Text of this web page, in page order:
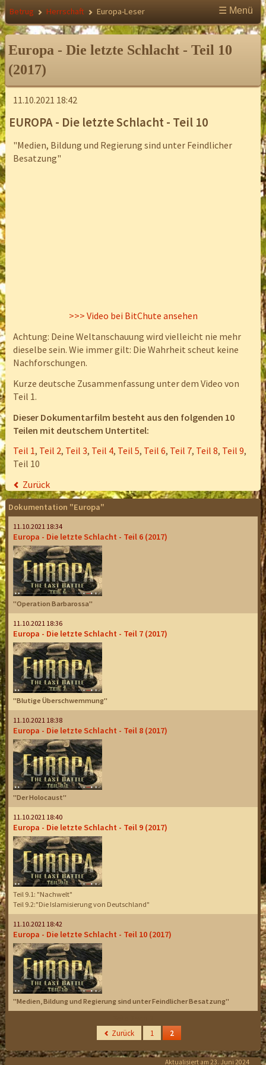
Betrug Herrschaft Europa-Leser ☰ Menü
Europa - Die letzte Schlacht - Teil 10
(2017)
11.10.2021 18:42
EUROPA - Die letzte Schlacht - Teil 10
"Medien, Bildung und Regierung sind unter Feindlicher
Besatzung"
>>> Video bei BitChute ansehen
Achtung: Deine Weltanschauung wird vielleicht nie mehr
dieselbe sein. Wie immer gilt: Die Wahrheit scheut keine
Nachforschungen.
Kurze deutsche Zusammenfassung unter dem Video von
Teil 1.
Dieser Dokumentarfilm besteht aus den folgenden 10
Teilen mit deutschem Untertitel:
Teil 1, Teil 2, Teil 3, Teil 4, Teil 5, Teil 6, Teil 7, Teil 8, Teil 9,
Teil 10
Zurück
Dokumentation "Europa"
11.10.2021 18:34
Europa - Die letzte Schlacht - Teil 6 (2017)
"Operation Barbarossa"
11.10.2021 18:36
Europa - Die letzte Schlacht - Teil 7 (2017)
"Blutige Überschwemmung"
11.10.2021 18:38
Europa - Die letzte Schlacht - Teil 8 (2017)
"Der Holocaust"
11.10.2021 18:40
Europa - Die letzte Schlacht - Teil 9 (2017)
Teil 9.1: "Nachwelt"
Teil 9.2:"Die Islamisierung von Deutschland"
11.10.2021 18:42
Europa - Die letzte Schlacht - Teil 10 (2017)
"Medien, Bildung und Regierung sind unter Feindlicher Besatzung"
Zurück
1 2
Aktualisiert am 23. Juni 2024